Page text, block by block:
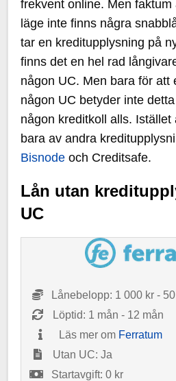
frekvent online. Men
läge inte finns några
tar en kreditupplysning på
finns det en hel rad
någon UC. Men bara för att
någon UC betyder inte
någon kreditkoll alls. Istället
bara av andra
Bisnode och Creditsafe.
Lån utan
UC
Lånebelopp: 1 000 kr -
Löptid: 1 mån - 12 mån
Läs mer om Ferratum
Utan UC: Ja
Startavgift: 0 kr